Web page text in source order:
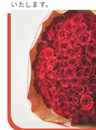
いたします。